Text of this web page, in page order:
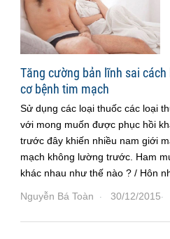
Tăng cường bản lĩnh sai
cơ bệnh tim mạch
Sử dụng các loại thuốc các loại
với mong muốn được phục hồi
trước đây khiến nhiều nam giới
mạch không lường trước. Ham
khác nhau như thế nào ? / Hôn
Nguyễn Bá Toàn · 30/12/2015·